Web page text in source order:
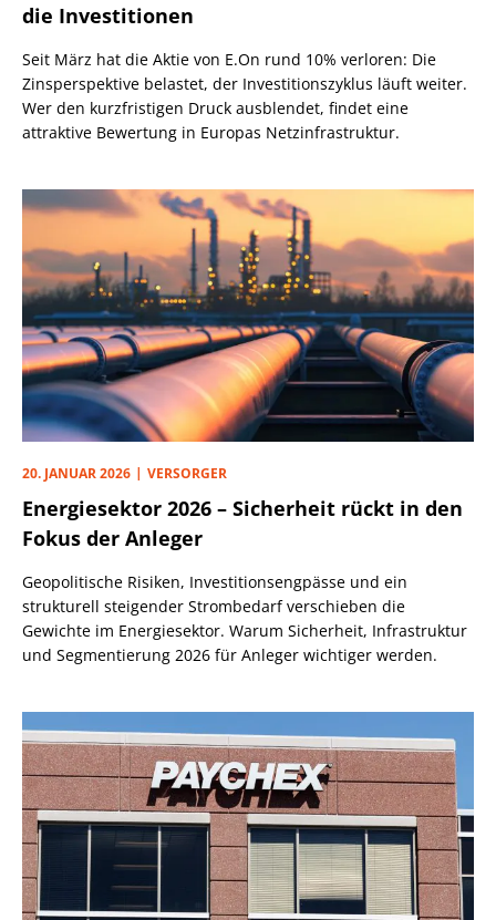
die Investitionen
Seit März hat die Aktie von E.On rund 10% verloren: Die
Zinsperspektive belastet, der Investitionszyklus läuft weiter.
Wer den kurzfristigen Druck ausblendet, findet eine
attraktive Bewertung in Europas Netzinfrastruktur.
20. JANUAR 2026 VERSORGER
Energiesektor 2026 – Sicherheit rückt in den
Fokus der Anleger
Geopolitische Risiken, Investitionsengpässe und ein
strukturell steigender Strombedarf verschieben die
Gewichte im Energiesektor. Warum Sicherheit, Infrastruktur
und Segmentierung 2026 für Anleger wichtiger werden.